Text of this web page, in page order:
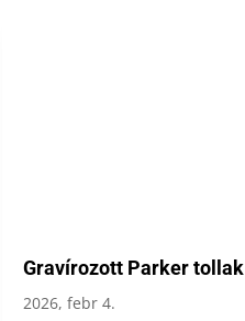
Gravírozott Parker tollak
2026, febr 4.